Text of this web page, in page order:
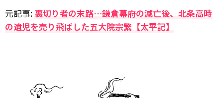
元記事: 裏切り者の末路…鎌倉幕府の滅亡後、北条高時
の遺児を売り飛ばした五大院宗繁【太平記】